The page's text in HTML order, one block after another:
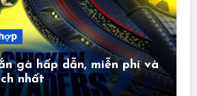
gà hấp dẫn, miễn phí và
nhất